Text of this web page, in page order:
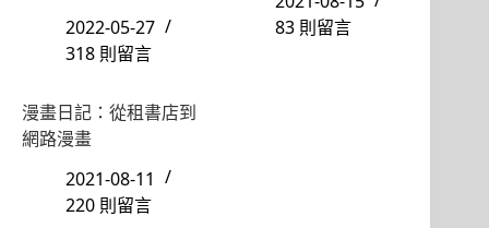
2022-05-27
318 則留言
83 則留言
漫畫日記：從租書店到
網路漫畫
2021-08-11
220 則留言